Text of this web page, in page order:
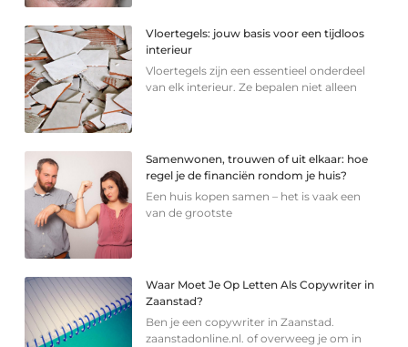
Vloertegels: jouw basis voor een tijdloos
interieur
Vloertegels zijn een essentieel onderdeel
van elk interieur. Ze bepalen niet alleen
Samenwonen, trouwen of uit elkaar: hoe
regel je de financiën rondom je huis?
Een huis kopen samen – het is vaak een
van de grootste
Waar Moet Je Op Letten Als Copywriter in
Zaanstad?
Ben je een copywriter in Zaanstad.
zaanstadonline.nl. of overweeg je om in